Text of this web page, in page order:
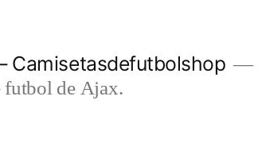
Camisetasdefutbolshop
futbol de Ajax.